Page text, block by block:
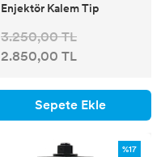
Enjektör Kalem Tip
3.250,00 TL
2.850,00 TL
Sepete Ekle
%17